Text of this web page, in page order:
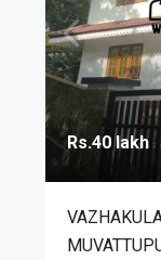
Rs.40 lakh